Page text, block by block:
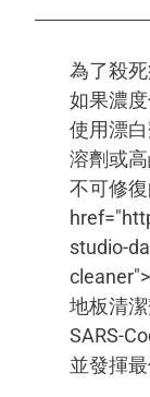
為了殺
如果濃
使用漂
溶劑或
不可修
studio-
地板清
SARS-
並發揮最